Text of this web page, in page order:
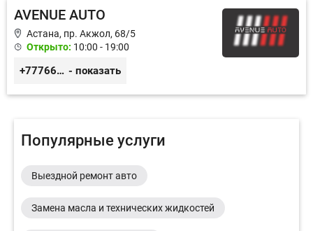
AVENUE AUTO
Астана, пр. Акжол, 68/5
Открыто: 10:00 - 19:00
+77766857788 - показать
Популярные услуги
Выездной ремонт авто
Замена масла и технических жидкостей